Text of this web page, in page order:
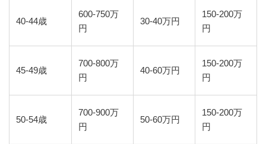
40-44歳
600-750万
円
30-40万円
150-200万
円
45-49歳
700-800万
円
40-60万円
150-200万
円
50-54歳
700-900万
円
50-60万円
150-200万
円